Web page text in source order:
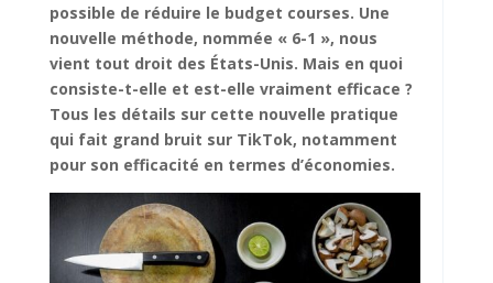
possible de réduire le budget courses. Une
nouvelle méthode, nommée « 6-1 », nous
vient tout droit des États-Unis. Mais en quoi
consiste-t-elle et est-elle vraiment efficace ?
Tous les détails sur cette nouvelle pratique
qui fait grand bruit sur TikTok, notamment
pour son efficacité en termes d’économies.